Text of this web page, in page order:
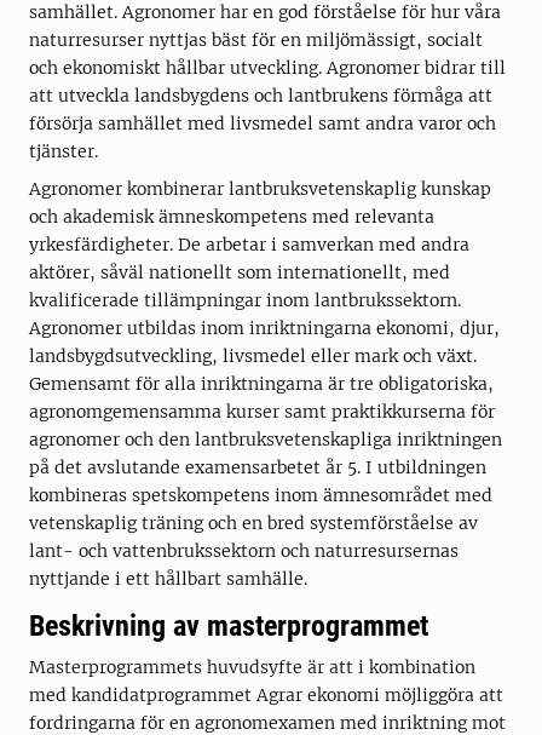
samhället. Agronomer har en god förståelse för hur våra
naturresurser nyttjas bäst för en miljömässigt, socialt
och ekonomiskt hållbar utveckling. Agronomer bidrar till
att utveckla landsbygdens och lantbrukens förmåga att
försörja samhället med livsmedel samt andra varor och
tjänster.
Agronomer kombinerar lantbruksvetenskaplig kunskap
och akademisk ämneskompetens med relevanta
yrkesfärdigheter. De arbetar i samverkan med andra
aktörer, såväl nationellt som internationellt, med
kvalificerade tillämpningar inom lantbrukssektorn.
Agronomer utbildas inom inriktningarna ekonomi, djur,
landsbygdsutveckling, livsmedel eller mark och växt.
Gemensamt för alla inriktningarna är tre obligatoriska,
agronomgemensamma kurser samt praktikkurserna för
agronomer och den lantbruksvetenskapliga inriktningen
på det avslutande examensarbetet år 5. I utbildningen
kombineras spetskompetens inom ämnesområdet med
vetenskaplig träning och en bred systemförståelse av
lant- och vattenbrukssektorn och naturresursernas
nyttjande i ett hållbart samhälle.
Beskrivning av masterprogrammet
Masterprogrammets huvudsyfte är att i kombination
med kandidatprogrammet Agrar ekonomi möjliggöra att
fordringarna för en agronomexamen med inriktning mot